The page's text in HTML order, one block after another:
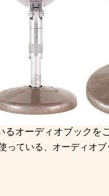
オーディオブックを
っている、オーディオ